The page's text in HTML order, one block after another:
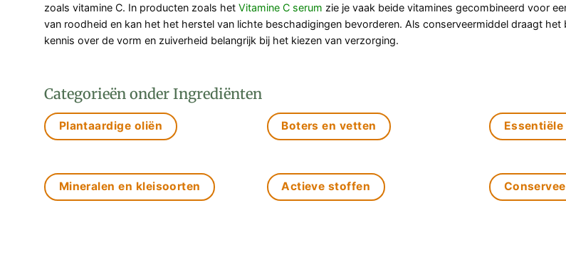
zoals vitamine C. In producten zoals het Vitamine C serum zie je vaak beide vitamines gecombineerd voor
van roodheid en kan het het herstel van lichte beschadigingen bevorderen. Als conserveermiddel draagt
kennis over de vorm en zuiverheid belangrijk bij het kiezen van verzorging.
Categorieën onder Ingrediënten
Plantaardige oliën Boters en vetten
Mineralen en kleisoorten Actieve stoffen